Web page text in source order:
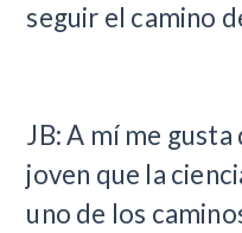
seguir el camino
JB: A mí me
joven que la
uno de los